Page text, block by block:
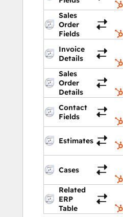
Sales
Order
Fields
Invoice
Details
Sales
Order
Details
Contact
Fields
Estimates
Cases
Related
ERP
Table